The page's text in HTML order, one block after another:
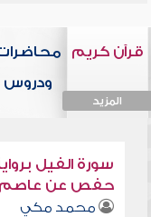
قرآن كريم
المزيد
ودروس
سورة الفيل
حفص عن عاصم
محمد مكي